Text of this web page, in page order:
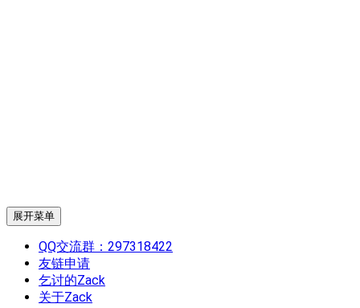
展开菜单
QQ交流群：297318422
友链申请
乞讨的Zack
关于Zack